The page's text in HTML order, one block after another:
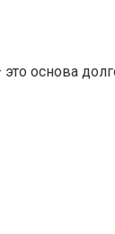
основа